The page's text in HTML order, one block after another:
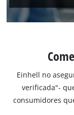
Einhell no
verificada"-
consumidores